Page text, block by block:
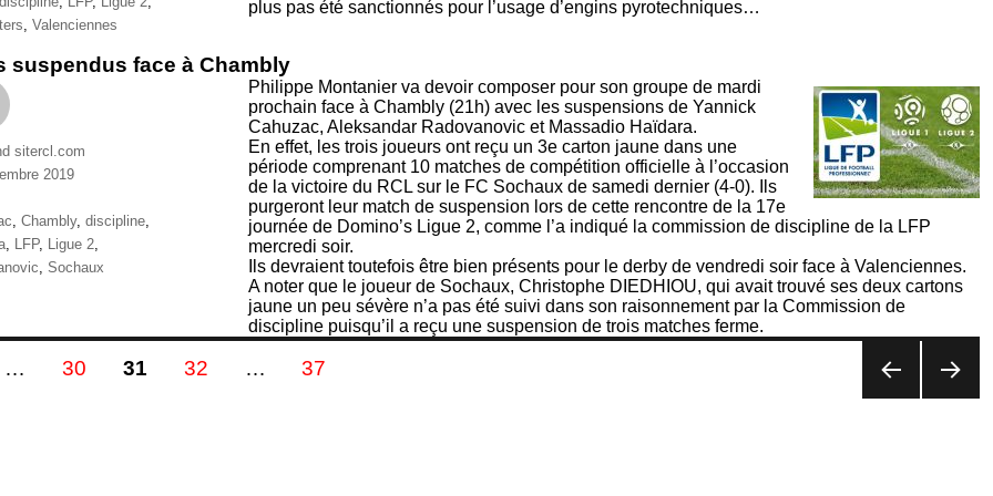
plus pas été sanctionnés pour l’usage d’engins pyrotechniques…
Valenciennes
suspendus face à Chambly
Philippe Montanier va devoir composer pour son groupe de mardi
prochain face à Chambly (21h) avec les suspensions de Yannick
Cahuzac, Aleksandar Radovanovic et Massadio Haïdara.
En effet, les trois joueurs ont reçu un 3e carton jaune dans une
période comprenant 10 matches de compétition officielle à l’occasion
de la victoire du RCL sur le FC Sochaux de samedi dernier (4-0). Ils
purgeront leur match de suspension lors de cette rencontre de la 17e
journée de Domino’s Ligue 2, comme l’a indiqué la commission de discipline de la LFP
mercredi soir.
Ils devraient toutefois être bien présents pour le derby de vendredi soir face à Valenciennes.
A noter que le joueur de Sochaux, Christophe DIEDHIOU, qui avait trouvé ses deux cartons
jaune un peu sévère n’a pas été suivi dans son raisonnement par la Commission de
discipline puisqu’il a reçu une suspension de trois matches ferme.
sitercl.com
2019
, Chambly, discipline,
, LFP, Ligue 2,
, Sochaux
… PAGE
30 PAGE
31 PAGE
32 … PAGE
37